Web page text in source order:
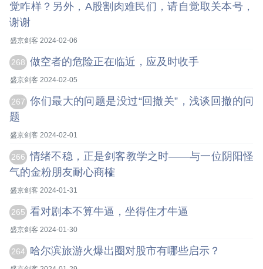
觉咋样？另外，A股割肉难民们，请自觉取关本号，
谢谢
盛京剑客 2024-02-06
268 做空者的危险正在临近，应及时收手
盛京剑客 2024-02-05
267 你们最大的问题是没过“回撤关”，浅谈回撤的问
题
盛京剑客 2024-02-01
266 情绪不稳，正是剑客教学之时——与一位阴阳怪
气的金粉朋友耐心商榷
盛京剑客 2024-01-31
265 看对剧本不算牛逼，坐得住才牛逼
盛京剑客 2024-01-30
264 哈尔滨旅游火爆出圈对股市有哪些启示？